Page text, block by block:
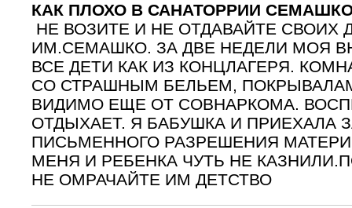
КАК ПЛОХО В САНАТОРРИИ
НЕ ВОЗИТЕ И НЕ ОТДАВАЙТЕ СВОИХ
ИМ.СЕМАШКО. ЗА ДВЕ НЕДЕЛИ МОЯ
ВСЕ ДЕТИ КАК ИЗ КОНЦЛАГЕРЯ.
СО СТРАШНЫМ БЕЛЬЕМ,
ВИДИМО ЕЩЕ ОТ СОВНАРКОМА.
ОТДЫХАЕТ. Я БАБУШКА И ПРИЕХАЛА
ПИСЬМЕННОГО РАЗРЕШЕНИЯ
МЕНЯ И РЕБЕНКА ЧУТЬ НЕ
НЕ ОМРАЧАЙТЕ ИМ ДЕТСТВО